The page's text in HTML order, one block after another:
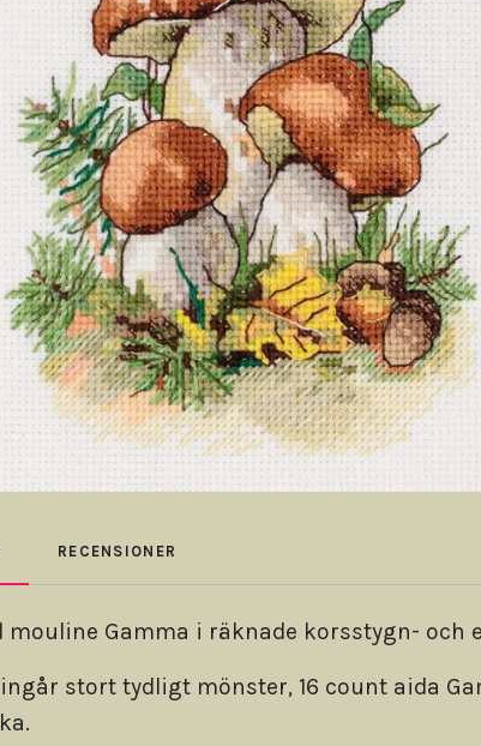
RECENSIONER
mouline Gamma i räknade korsstygn-
stort tydligt mönster, 16 count aida